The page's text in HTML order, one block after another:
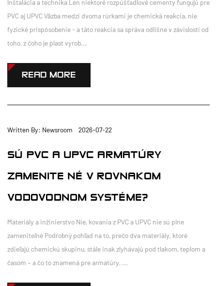
Inštalácia a technika Len niektoré rozpúšťadlové cementy fungujú pre
PVC aj UPVC Väzba medzi dvoma rúrkami je chemická reakcia, nie
fyzické prispôsobenie - a táto reakcia sa správa odlišne v závislosti od
toho, z čoho je plast vyrob...
READ MORE
Written By: Newsroom 2026-07-22
SÚ PVC A UPVC ARMATÚRY
ZAMENITEĽNÉ V ROVNAKOM
VODOVODNOM SYSTÉME?
Materiály a inžinierstvo Nie, kovania z PVC a UPVC nie sú plne
zameniteľné Podrobný pohľad na to, prečo dva materiály, ktoré
zdieľajú chemickú skupinu, stále inak zlyhávajú pod tlakom, teplom a
časom – a čo to znamená pre armatúry, ...